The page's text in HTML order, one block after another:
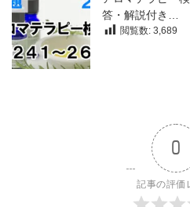
答・解説付き…
閲覧数: 3,689
0
記事の評価